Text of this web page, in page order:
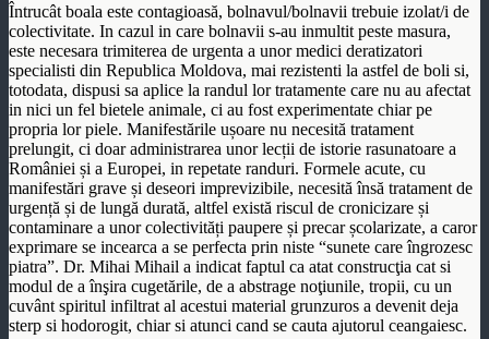
Întrucât boala este contagioasă, bolnavul/bolnavii trebuie izolat/i de
colectivitate. In cazul in care bolnavii s-au inmultit peste masura,
este necesara trimiterea de urgenta a unor medici deratizatori
specialisti din Republica Moldova, mai rezistenti la astfel de boli si,
totodata, dispusi sa aplice la randul lor tratamente care nu au afectat
in nici un fel bietele animale, ci au fost experimentate chiar pe
propria lor piele. Manifestările ușoare nu necesită tratament
prelungit, ci doar administrarea unor lecții de istorie rasunatoare a
României și a Europei, in repetate randuri. Formele acute, cu
manifestări grave și deseori imprevizibile, necesită însă tratament de
urgență și de lungă durată, altfel există riscul de cronicizare și
contaminare a unor colectivități paupere și precar școlarizate, a caror
exprimare se incearca a se perfecta prin niste “sunete care îngrozesc
piatra”. Dr. Mihai Mihail a indicat faptul ca atat construcţia cat si
modul de a înşira cugetările, de a abstrage noţiunile, tropii, cu un
cuvânt spiritul infiltrat al acestui material grunzuros a devenit deja
sterp si hodorogit, chiar si atunci cand se cauta ajutorul ceangaiesc.